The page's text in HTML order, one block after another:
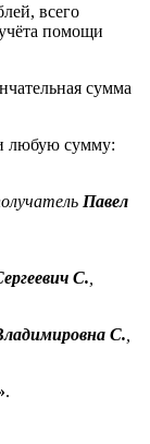
всего
помощи
сумма
любую сумму:
Павел
С.
С.
.